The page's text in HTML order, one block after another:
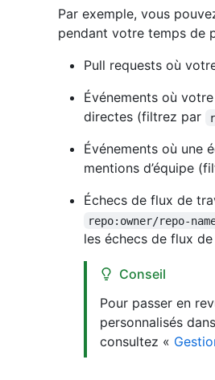
Par exemple, vous
pendant votre temps de
Pull requests où
Événements où
directes (filtrez par
Événements où une
mentions d’équipe
Échecs de flux de
repo:owner/repo-
les échecs de flux
Conseil
Pour passer en
personnalisés
consultez «